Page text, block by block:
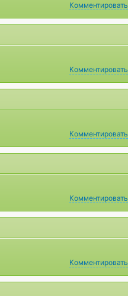
Комментировать
Комментировать
Комментировать
Комментировать
Комментировать